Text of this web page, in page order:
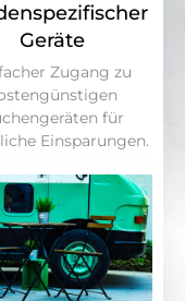
Geräte
Zugang zu
für
Einsparungen.